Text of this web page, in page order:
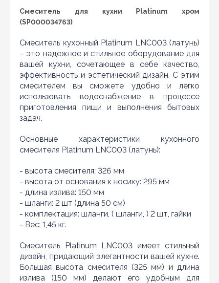
9
10
Смеситель для кухни Platinum хром
(SP000034763)
Смеситель кухонный Platinum LNC003 (латунь)
– это надежное и стильное оборудование для
вашей кухни, сочетающее в себе качество,
эффективность и эстетический дизайн. С этим
смесителем вы сможете удобно и легко
использовать водоснабжение в процессе
приготовления пищи и выполнения бытовых
задач.
Основные характеристики кухонного
смесителя Platinum LNC003 (латунь):
- высота смесителя: 326 мм
- высота от основания к носику: 295 мм
- длина излива: 150 мм
- шланги: 2 шт (длина 50 см)
- комплектация: шланги, ( шланги, ) 2 шт, гайки
- Вес: 1,45 кг.
Смеситель Platinum LNC003 имеет стильный
дизайн, придающий элегантности вашей кухне.
Большая высота смесителя (325 мм) и длина
излива (150 мм) делают его удобным для